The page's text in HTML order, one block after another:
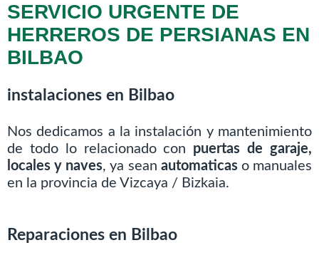
SERVICIO URGENTE DE
HERREROS DE PERSIANAS EN
BILBAO
instalaciones en Bilbao
Nos dedicamos a la instalación y mantenimiento
de todo lo relacionado con puertas de garaje,
locales y naves, ya sean automaticaso manuales
en la provincia de Vizcaya / Bizkaia.
Reparaciones en Bilbao